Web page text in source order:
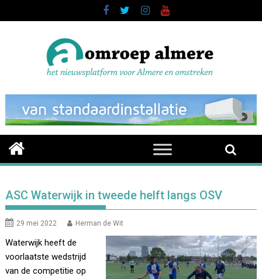
to
ASC Waterwijk in tweede helft langs OSV
29 mei 2022 Herman de Wit
Waterwijk heeft de
voorlaatste wedstrijd
van de competitie op